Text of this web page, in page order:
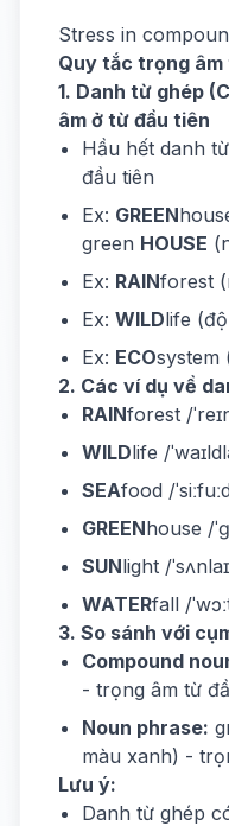
Stress in
Quy tắc trọng
1. Danh từ ghép
âm ở từ đầu tiên
Hầu hết danh
đầu tiên
Ex: GREEN
green HOUSE
Ex: RAINforest
Ex: WILDlife
Ex: ECOsystem
2. Các ví dụ về
RAINforest /
WILDlife /
SEAfood /
GREENhouse /
SUNlight /
WATERfall /
3. So sánh với
Compound
- trọng âm từ
Noun phrase:
màu xanh) -
Lưu ý:
Danh từ ghép